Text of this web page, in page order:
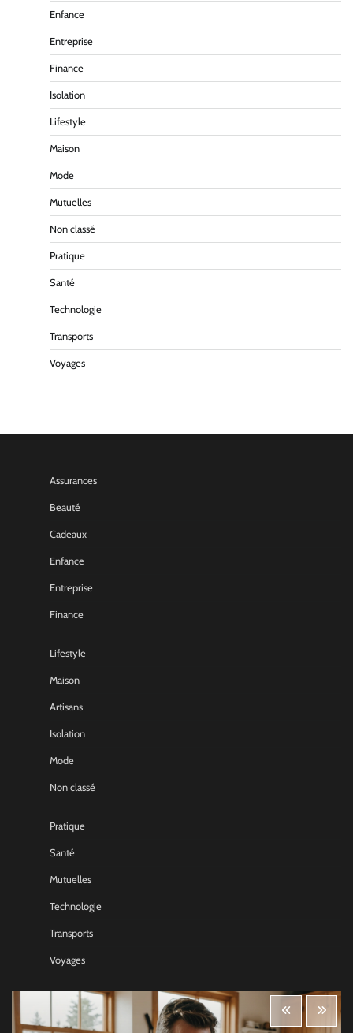
Enfance
Entreprise
Finance
Isolation
Lifestyle
Maison
Mode
Mutuelles
Non classé
Pratique
Santé
Technologie
Transports
Voyages
Assurances
Beauté
Cadeaux
Enfance
Entreprise
Finance
Lifestyle
Maison
Artisans
Isolation
Mode
Non classé
Pratique
Santé
Mutuelles
Technologie
Transports
Voyages